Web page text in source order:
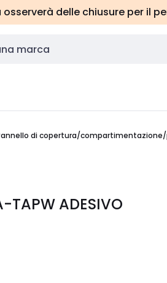
delle chiusure per il
di copertura/
TAPW ADESIVO